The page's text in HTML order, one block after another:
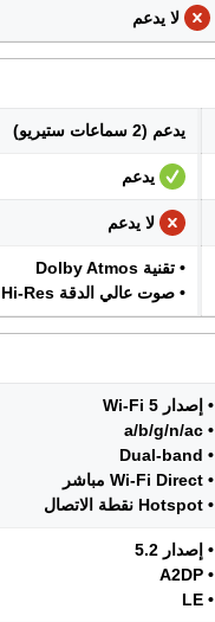
لا يدعم
يدعم (2 سماعات ستيريو)
يدعم
لا يدعم
• تقنية Dolby Atmos
• صوت عالي الدقة Hi-Res
• إصدار Wi-Fi 5
• a/b/g/n/ac
• Dual-band
• Wi-Fi Direct مباشر
• Hotspot نقطة الاتصال
• إصدار 5.2
• A2DP
• LE